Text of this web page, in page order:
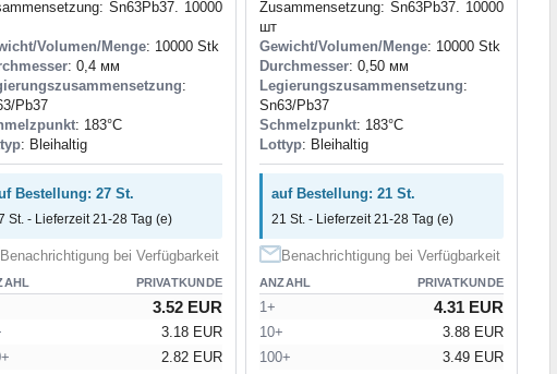
Sn63Pb37. 10000
Volumen/Menge: 10000 Stk
: 0,4 мм
:
Pb37
: 183°С
: Bleihaltig
Bestellung: 27 St.
St. - Lieferzeit 21-28 Tag (e)
Benachrichtigung bei Verfügbarkeit
PRIVATKUNDE
3.52 EUR
3.18 EUR
2.82 EUR
Zusammensetzung: Sn63Pb37. 10000
шт
Gewicht/Volumen/Menge: 10000 Stk
Durchmesser: 0,50 мм
Legierungszusammensetzung:
Sn63/Pb37
Schmelzpunkt: 183°С
Lottyp: Bleihaltig
auf Bestellung: 21 St.
21 St. - Lieferzeit 21-28 Tag (e)
Benachrichtigung bei Verfügbarkeit
ANZAHL PRIVATKUNDE
1+ 4.31 EUR
10+
3.88 EUR
100+
3.49 EUR